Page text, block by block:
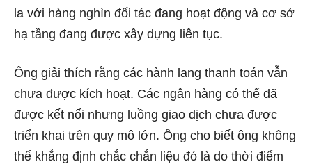
la với hàng nghìn đối tác đang hoạt động và cơ sở
hạ tầng đang được xây dựng liên tục.
Ông giải thích rằng các hành lang thanh toán vẫn
chưa được kích hoạt. Các ngân hàng có thể đã
được kết nối nhưng luồng giao dịch chưa được
triển khai trên quy mô lớn. Ông cho biết ông không
thể khẳng định chắc chắn liệu đó là do thời điểm